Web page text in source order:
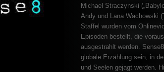
Michael Straczynski
Andy und Lana Wachowski
Staffel wurden vom
Episoden bestellt, die
ausgestrahlt werden.
globale Erzählung sein, in
und Seelen gejagt werden.